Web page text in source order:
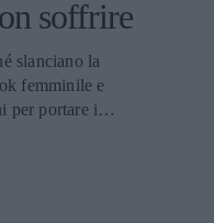
soffrire
slanciano la
femminile e
per portare i